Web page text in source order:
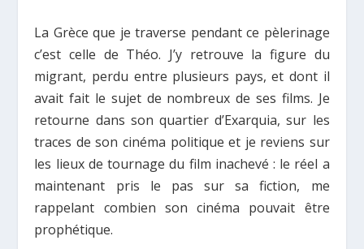
La Grèce que je traverse pendant ce pèlerinage
c’est celle de Théo. J’y retrouve la figure du
migrant, perdu entre plusieurs pays, et dont il
avait fait le sujet de nombreux de ses films. Je
retourne dans son quartier d’Exarquia, sur les
traces de son cinéma politique et je reviens sur
les lieux de tournage du film inachevé : le réel a
maintenant pris le pas sur sa fiction, me
rappelant combien son cinéma pouvait être
prophétique.